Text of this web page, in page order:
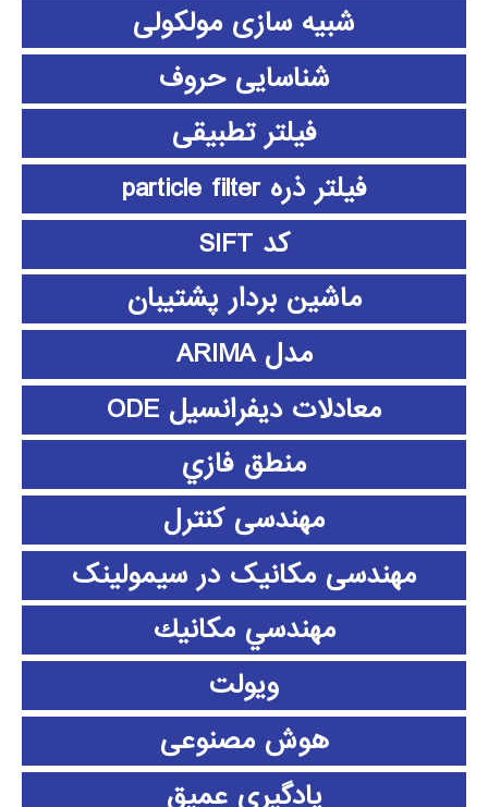
شبیه سازی مولکولی
شناسایی حروف
فیلتر تطبیقی
فیلتر ذره particle filter
کد SIFT
ماشین بردار پشتیبان
مدل ARIMA
معادلات دیفرانسیل ODE
منطق فازي
مهندسی کنترل
مهندسی مکانیک در سیمولینک
مهندسي مكانيك
ویولت
هوش مصنوعی
یادگیری عمیق